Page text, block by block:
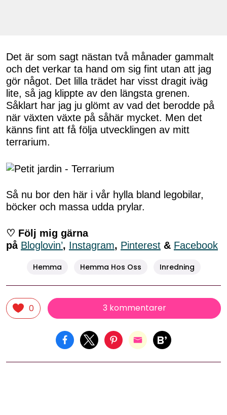
Det är som sagt nästan två månader gammalt
och det verkar ta hand om sig fint utan att jag
gör något. Det lilla trädet har visst dragit iväg
lite, så jag klippte av den längsta grenen.
Såklart har jag ju glömt av vad det berodde på
när växten växte på såhär mycket. Men det
känns fint att få följa utvecklingen av mitt
terrarium.
Så nu bor den här i vår hylla bland legobilar,
böcker och massa udda prylar.
♡ Följ mig gärna
på Bloglovin’, Instagram, Pinterest & Facebook
Hemma Hemma Hos Oss Inredning
0 3 kommentarer